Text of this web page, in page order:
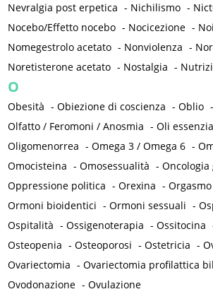
Nevralgia post erpetica - Nichilismo -
Nocebo/Effetto nocebo - Nocicezione -
Nomegestrolo acetato - Nonviolenza -
Noretisterone acetato - Nostalgia -
O
Obesità -Obiezione di coscienza -Oblio
Olfatto / Feromoni / Anosmia -Oli
Oligomenorrea -Omega 3 / Omega 6 -
Omocisteina -Omosessualità -Oncologia
Oppressione politica -Orexina -Orgasmo
Ormoni bioidentici -Ormoni sessuali -
Ospitalità -Ossigenoterapia -Ossitocina
Osteopenia -Osteoporosi -Ostetricia -
Ovariectomia -Ovariectomia profilattica
Ovodonazione -Ovulazione